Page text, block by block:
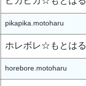
pikapika.motoharu
ホレボレ☆もとはる
horebore.motoharu